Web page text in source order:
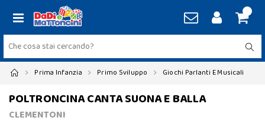
Prima Infanzia Primo Sviluppo Giochi Parlanti E Musicali
POLTRONCINA CANTA SUONA E BALLA
CLEMENTONI